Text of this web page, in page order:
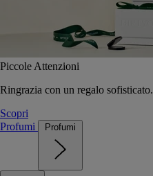
Piccole Attenzioni
Ringrazia con un regalo sofisticato.
Scopri
Profumi
Profumi